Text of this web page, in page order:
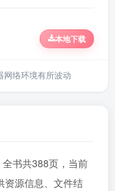
本地下载
网络环境有所波动
书共388页，当前
资源信息、文件结